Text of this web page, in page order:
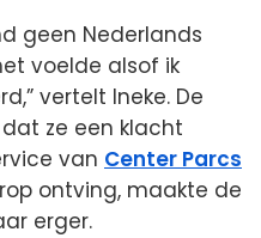
geen Nederlands
voelde alsof ik
vertelt Ineke. De
ze een klacht
van Center Parcs
ontving, maakte de
erger.